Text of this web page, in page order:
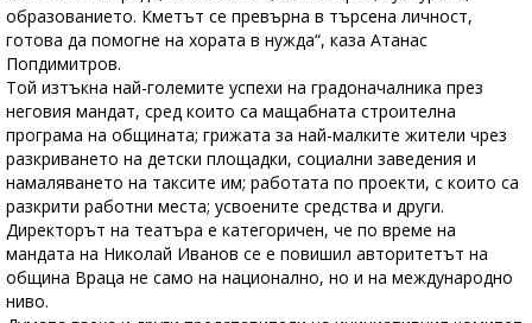
образованието. Кметът се превърна в търсена личност,
готова да помогне на хората в нужда“, каза Атанас
Попдимитров.
Той изтъкна най-големите успехи на градоначалника през
неговия мандат, сред които са мащабната строителна
програма на общината; грижата за най-малките жители чрез
разкриването на детски площадки, социални заведения и
намаляването на таксите им; работата по проекти, с които са
разкрити работни места; усвоените средства и други.
Директорът на театъра е категоричен, че по време на
мандата на Николай Иванов се е повишил авторитетът на
община Враца не само на национално, но и на международно
ниво.